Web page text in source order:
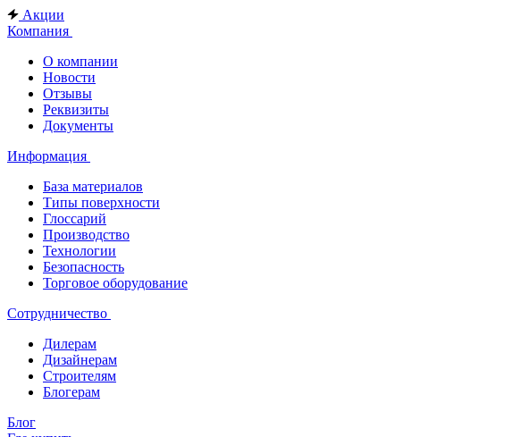
Акции
Компания
О компании
Новости
Отзывы
Реквизиты
Документы
Информация
База материалов
Типы поверхности
Глоссарий
Производство
Технологии
Безопасность
Торговое оборудование
Сотрудничество
Дилерам
Дизайнерам
Строителям
Блогерам
Блог